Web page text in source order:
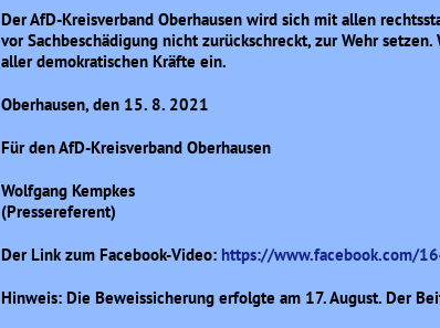
Der AfD-Kreisverband Oberhausen wird sich mit allen
vor Sachbeschädigung nicht zurückschreckt, zur Wehr
aller demokratischen Kräfte ein.
Oberhausen, den 15. 8. 2021
Für den AfD-Kreisverband Oberhausen
Wolfgang Kempkes
(Pressereferent)
Der Link zum Facebook-Video: https://www.facebook.com/
Hinweis: Die Beweissicherung erfolgte am 17. August. Der